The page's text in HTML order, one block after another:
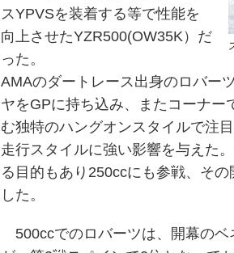
スYPVSを装着する等で性能を
向上させたYZR500(OW35K）だ
った。
AMAのダートレース出身のロバー
ヤをGPに持ち込み、またコーナー
む独特のハングオンスタイルで注
走行スタイルに強い影響を与えた
る目的もあり250ccにも参戦、そ
した。
500ccでのロバーツは、開幕の